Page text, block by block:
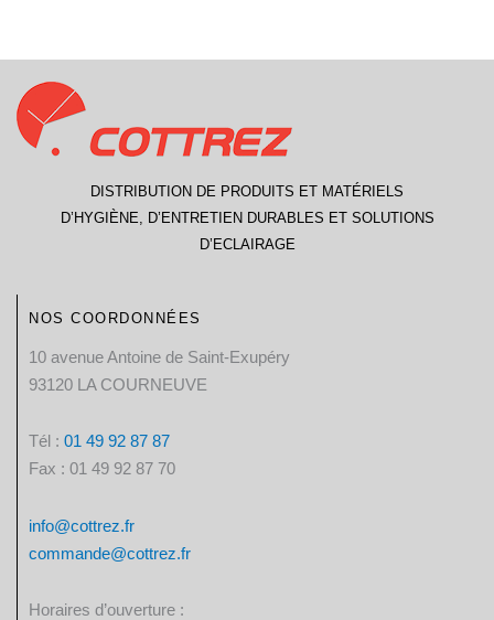
DISTRIBUTION DE PRODUITS ET MATÉRIELS
D’HYGIÈNE, D’ENTRETIEN DURABLES ET SOLUTIONS
D’ECLAIRAGE
NOS COORDONNÉES
10 avenue Antoine de Saint-Exupéry
93120 LA COURNEUVE
Tél : 01 49 92 87 87​
Fax : 01 49 92 87 70
info@cottrez.fr
commande@cottrez.fr
Horaires d’ouverture :